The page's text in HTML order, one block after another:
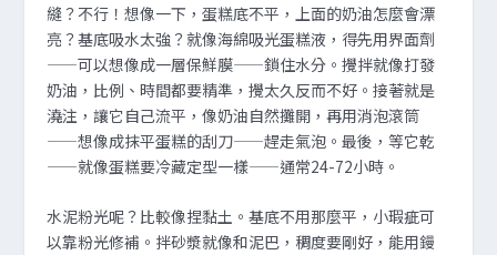
縫？不行！想像一下，蛋糕底不平，上面的奶油怎麼會漂
亮？基底吸水太強？就像海綿吸光蛋糕液，得先用界面劑
——可以想像成一層保鮮膜——鎖住水分。攪拌就像打發
奶油，比例、時間都要精準，攪太久反而不好。接著就是
澆注，讓它自己流平，像奶油自然攤開，再用消泡滾筒
——想像成抹平蛋糕的刮刀——趕走氣泡。最後，等它乾
——就像蛋糕要冷藏定型一樣——通常24-72小時。
水泥粉光呢？比較像捏黏土。基底不用那麼平，小瑕疵可
以靠粉光修補。拌砂漿就像和泥巴，稠度要剛好，能用鏝